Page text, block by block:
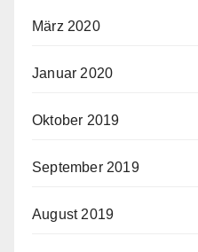
März 2020
Januar 2020
Oktober 2019
September 2019
August 2019